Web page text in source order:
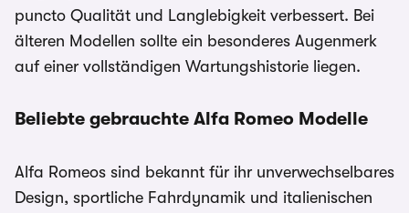
puncto Qualität und Langlebigkeit verbessert. Bei
älteren Modellen sollte ein besonderes Augenmerk
auf einer vollständigen Wartungshistorie liegen.
Beliebte gebrauchte Alfa Romeo Modelle
Alfa Romeos sind bekannt für ihr unverwechselbares
Design, sportliche Fahrdynamik und italienischen